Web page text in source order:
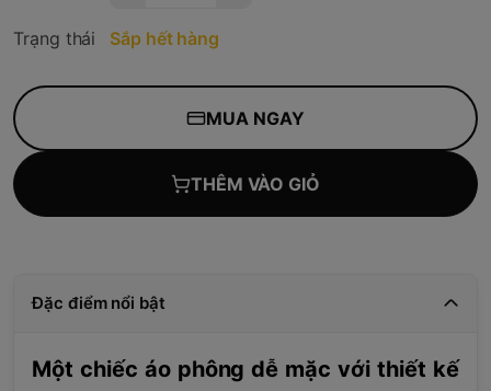
Trạng thái Sắp hết hàng
MUA NGAY
THÊM VÀO GIỎ
Đặc điểm nổi bật
Một chiếc áo phông dễ mặc với thiết kế